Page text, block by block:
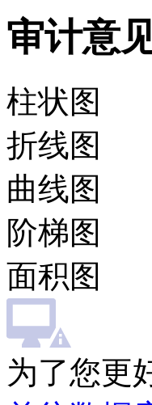
审计意
柱状图
折线图
曲线图
阶梯图
面积图
为了您更